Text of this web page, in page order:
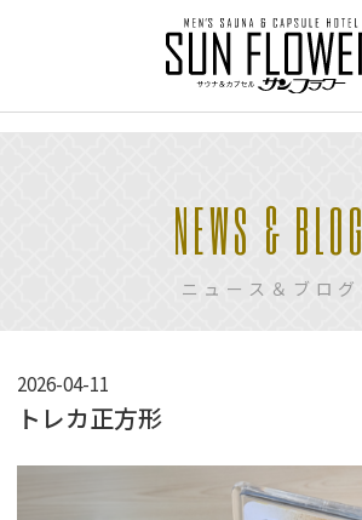
トップページ
カプセル ホテル
SAUNA サウナ
PRICE
NEWS & BLOG
ニュース＆ブログ
2026-04-11
トレカ正方形